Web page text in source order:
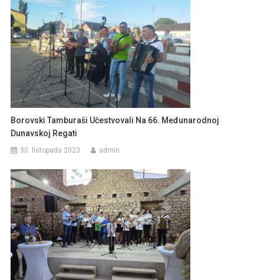
Borovski Tamburaši Učestvovali Na 66. Međunarodnoj
Dunavskoj Regati
30. listopada 2023. admin